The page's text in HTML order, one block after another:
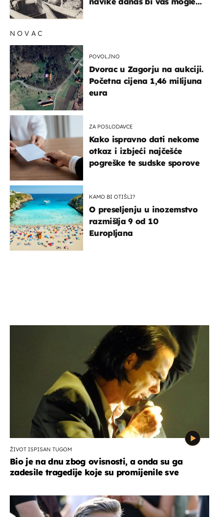
NOVAC
POVOLJNO
Dvorac u Zagorju na aukciji.
Početna cijena 1,46 milijuna
eura
ZA POSLODAVCE
Kako ispravno dati nekome
otkaz i izbjeći najčešće
pogreške te sudske sporove
KAMO BI OTIŠLI?
O preseljenju u inozemstvo
razmišlja 9 od 10
Europljana
ŽIVOT ISPISAN TUGOM
Bio je na dnu zbog ovisnosti, a onda su ga
zadesile tragedije koje su promijenile sve